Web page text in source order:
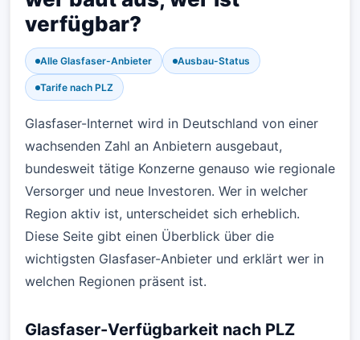
verfügbar?
Alle Glasfaser-Anbieter Ausbau-Status
Tarife nach PLZ
Glasfaser-Internet wird in Deutschland von einer
wachsenden Zahl an Anbietern ausgebaut,
bundesweit tätige Konzerne genauso wie regionale
Versorger und neue Investoren. Wer in welcher
Region aktiv ist, unterscheidet sich erheblich.
Diese Seite gibt einen Überblick über die
wichtigsten Glasfaser-Anbieter und erklärt wer in
welchen Regionen präsent ist.
Glasfaser-Verfügbarkeit nach PLZ